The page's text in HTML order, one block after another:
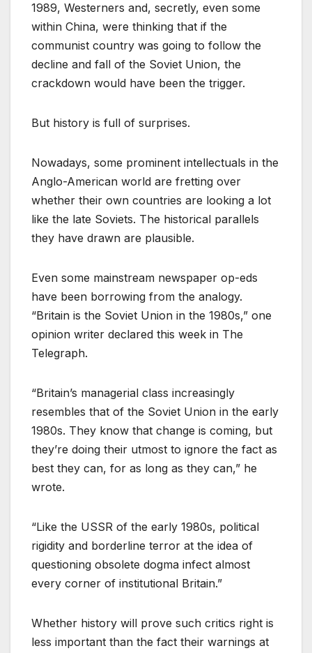
1989, Westerners and, secretly, even some
within China, were thinking that if the
communist country was going to follow the
decline and fall of the Soviet Union, the
crackdown would have been the trigger.
But history is full of surprises.
Nowadays, some prominent intellectuals in the
Anglo-American world are fretting over
whether their own countries are looking a lot
like the late Soviets. The historical parallels
they have drawn are plausible.
Even some mainstream newspaper op-eds
have been borrowing from the analogy.
“Britain is the Soviet Union in the 1980s,” one
opinion writer declared this week in The
Telegraph.
“Britain’s managerial class increasingly
resembles that of the Soviet Union in the early
1980s. They know that change is coming, but
they’re doing their utmost to ignore the fact as
best they can, for as long as they can,” he
wrote.
“Like the USSR of the early 1980s, political
rigidity and borderline terror at the idea of
questioning obsolete dogma infect almost
every corner of institutional Britain.”
Whether history will prove such critics right is
less important than the fact their warnings at